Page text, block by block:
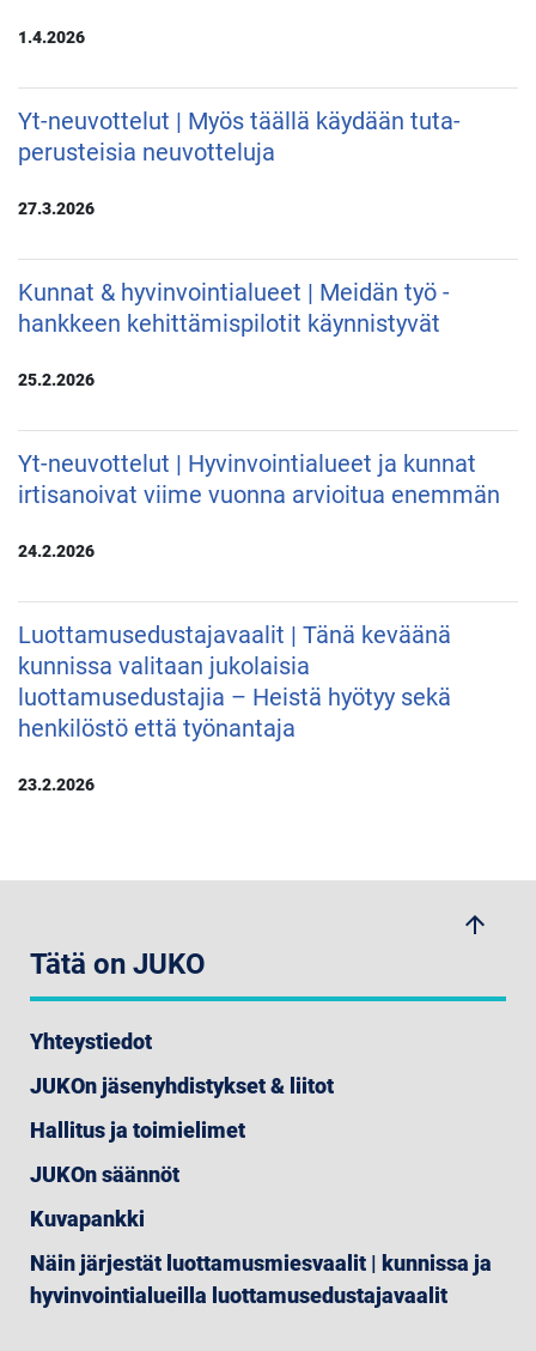
1.4.2026
Yt-neuvottelut | Myös täällä käydään tuta-
perusteisia neuvotteluja
27.3.2026
Kunnat & hyvinvointialueet | Meidän työ -
hankkeen kehittämispilotit käynnistyvät
25.2.2026
Yt-neuvottelut | Hyvinvointialueet ja kunnat
irtisanoivat viime vuonna arvioitua enemmän
24.2.2026
Luottamusedustajavaalit | Tänä keväänä
kunnissa valitaan jukolaisia
luottamusedustajia – Heistä hyötyy sekä
henkilöstö että työnantaja
23.2.2026
arrow_upwards
Tätä on JUKO
Yhteystiedot
JUKOn jäsenyhdistykset & liitot
Hallitus ja toimielimet
JUKOn säännöt
Kuvapankki
Näin järjestät luottamusmiesvaalit | kunnissa ja
hyvinvointialueilla luottamusedustajavaalit